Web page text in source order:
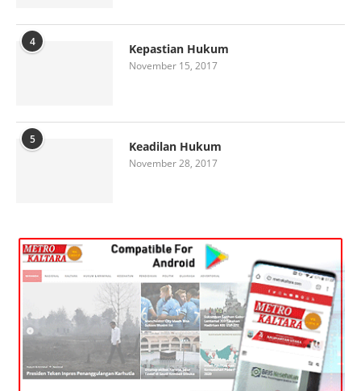
4 Kepastian Hukum
November 15, 2017
5 Keadilan Hukum
November 28, 2017